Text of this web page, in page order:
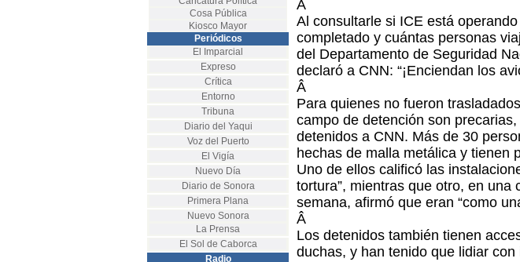
Cosa Pública
Kiosco Mayor
Periódicos
El Imparcial
Expreso
Crítica
Entorno
Tribuna
Diario del Yaqui
Voz del Puerto
El Vigía
Nuevo Día
Diario de Sonora
Primera Plana
Nuevo Sonora
La Prensa
El Sol de Caborca
Radio
Â
Al consultarle si ICE está
completado y cuántas personas
del Departamento de Seguridad
declaró a CNN: “¡Enciendan los
Â
Para quienes no fueron
campo de detención son
detenidos a CNN. Más de 30
hechas de malla metálica y tienen
Uno de ellos calificó las
tortura”, mientras que otro, en una
semana, afirmó que eran “como
Â
Los detenidos también tienen
duchas, y han tenido que lidiar